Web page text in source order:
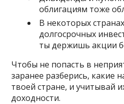
облигациям тоже
В некоторых
долгосрочных
ты держишь акции
Чтобы не попасть в
заранее разберись, какие
твоей стране, и учитывай
доходности.